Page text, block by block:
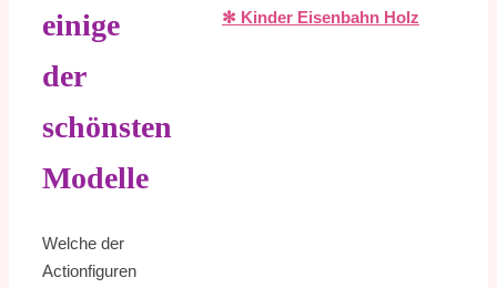
einige
der
schönsten
Modelle
Welche der
Actionfiguren
✻ Kinder Eisenbahn Holz